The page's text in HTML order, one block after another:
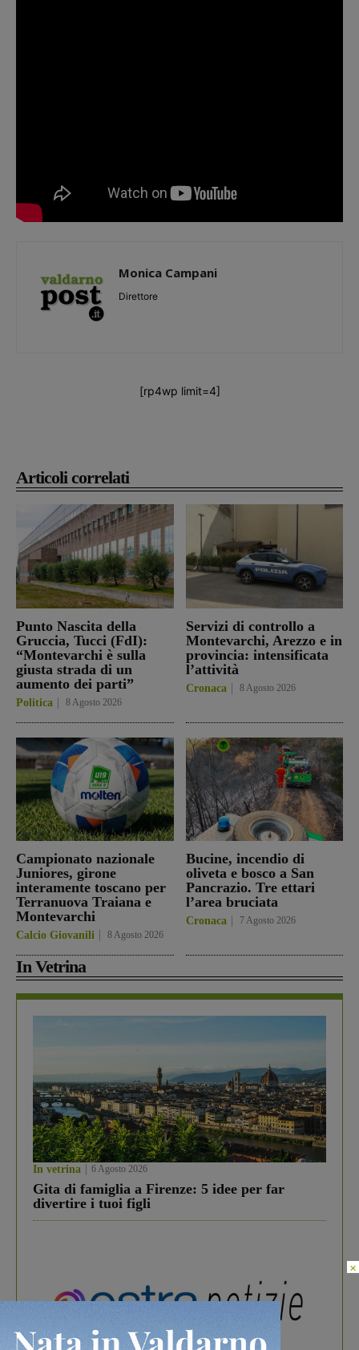
Articoli correlati
Punto Nascita della
Gruccia, Tucci (FdI):
“Montevarchi è sulla
giusta strada di un
aumento dei parti”
Politica 8 Agosto 2026
Servizi di controllo a
Montevarchi, Arezzo e in
provincia: intensificata
l’attività
Cronaca 8 Agosto 2026
Campionato nazionale
Juniores, girone
interamente toscano per
Terranuova Traiana e
Montevarchi
Calcio Giovanili 8 Agosto 2026
Bucine, incendio di
oliveta e bosco a San
Pancrazio. Tre ettari
l’area bruciata
Cronaca 7 Agosto 2026
In Vetrina
In vetrina 6 Agosto 2026
Gita di famiglia a Firenze: 5 idee per far
divertire i tuoi figli
Monica Campani
Direttore
[rp4wp limit=4]
×